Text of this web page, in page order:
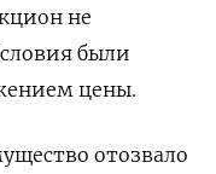
не
были
цены.
отозвало